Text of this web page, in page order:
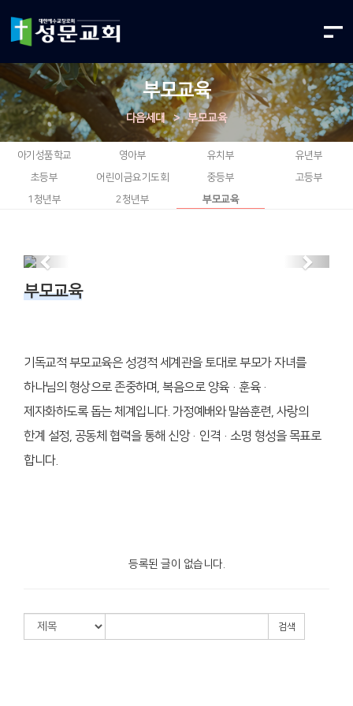
부모교육
다음세대 > 부모교육
아기성품학교 영아부 유치부
유년부
초등부
어린이금요기도회 중등부
고등부
1청년부
2청년부 부모교육
Previous Next
부모교육
기독교적 부모교육은 성경적 세계관을 토대로 부모가 자녀를
하나님의 형상으로 존중하며, 복음으로 양육·훈육·
제자화하도록 돕는 체계입니다. 가정예배와 말씀훈련, 사랑의
한계 설정, 공동체 협력을 통해 신앙·인격·소명 형성을 목표로
합니다.
등록된 글이 없습니다.
검색